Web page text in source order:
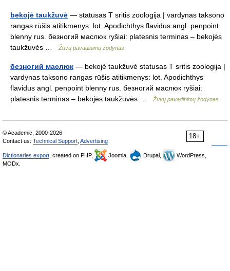
bekojė taukžuvė — statusas T sritis zoologija | vardynas taksono
rangas rūšis atitikmenys: lot. Apodichthys flavidus angl. penpoint
blenny rus. безногий маслюк ryšiai: platesnis terminas – bekojės
taukžuvės …
Žuvų pavadinimų žodynas
безногий маслюк — bekojė taukžuvė statusas T sritis zoologija |
vardynas taksono rangas rūšis atitikmenys: lot. Apodichthys
flavidus angl. penpoint blenny rus. безногий маслюк ryšiai:
platesnis terminas – bekojės taukžuvės …
Žuvų pavadinimų žodynas
18+
© Academic, 2000-2026
Contact us: Technical Support Advertising
Dictionaries export , created on PHP, Joomla, Drupal,
WordPress,
MODx.